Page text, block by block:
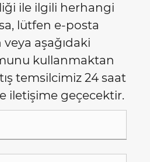
ile ilgili herhangi
lütfen e-posta
aşağıdaki
kullanmaktan
temsilcimiz 24 saat
iletişime geçecektir.